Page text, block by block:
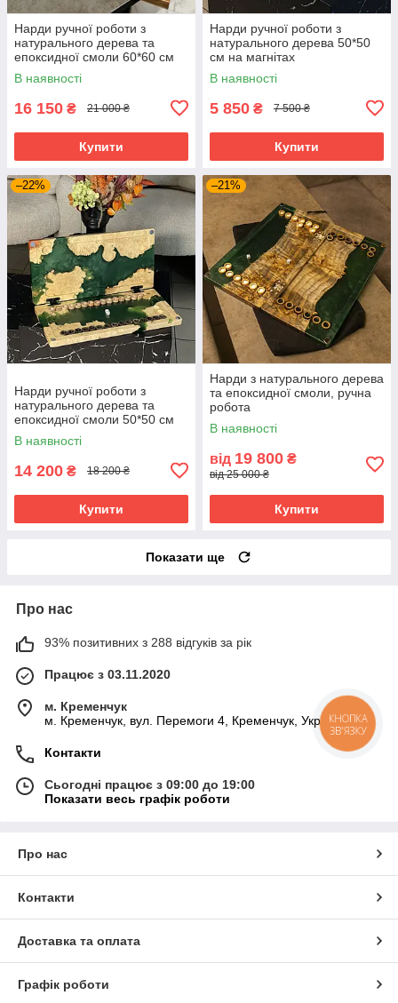
Нарди ручної роботи з
натурального дерева та
епоксидної смоли 60*60 см
В наявності
16 150 ₴ 21 000 ₴
Купити
Нарди ручної роботи з
натурального дерева 50*50
см на магнітах
В наявності
5 850 ₴ 7 500 ₴
Купити
–22%
Нарди ручної роботи з
натурального дерева та
епоксидної смоли 50*50 см
на магнітах
В наявності
14 200 ₴ 18 200 ₴
Купити
–21%
Нарди з натурального дерева
та епоксидної смоли, ручна
робота
В наявності
від 19 800 ₴
від 25 000 ₴
Купити
Показати ще
Про нас
93% позитивних з 288 відгуків за рік
Працює з 03.11.2020
м. Кременчук
м. Кременчук, вул. Перемоги 4, Кременчук, Україна
Контакти
Сьогодні працює з 09:00 до 19:00
Показати весь графік роботи
Про нас
Контакти
Доставка та оплата
Графік роботи
КНОПКА
ЗВ'ЯЗКУ